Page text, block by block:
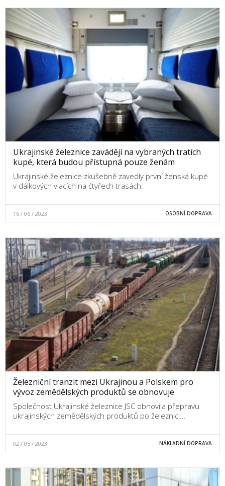
Ukrajinské železnice zavádějí na vybraných tratích
kupé, která budou přístupná pouze ženám
Ukrajinské železnice zkušebně zavedly první ženská kupé
v dálkových vlacích na čtyřech trasách.
16 / 06 / 2023 OSOBNÍ DOPRAVA
Železniční tranzit mezi Ukrajinou a Polskem pro
vývoz zemědělských produktů se obnovuje
Společnost Ukrajinské železnice JSC obnovila přepravu
ukrajinských zemědělských produktů po železnici…
02 / 05 / 2023 NÁKLADNÍ DOPRAVA